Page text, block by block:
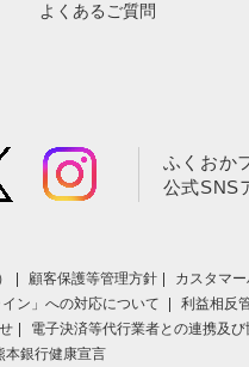
よくあるご質問
ふくおか
公式SNS
顧客保護等管理方針 カスタマ
ン」への対応について 利益相反
電子決済等代行業者との連携及
本銀行健康宣言